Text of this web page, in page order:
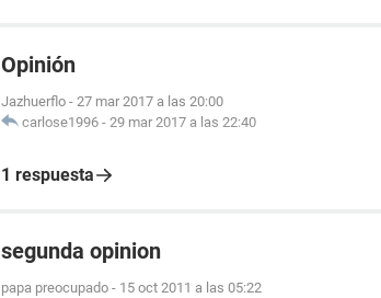
Opinión
Jazhuerflo - 27 mar 2017 a las 20:00
carlose1996 - 29 mar 2017 a las 22:40
1 respuesta
segunda opinion
papa preocupado - 15 oct 2011 a las 05:22